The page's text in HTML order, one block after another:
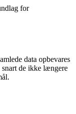
for
data opbevares
snart de ikke længere